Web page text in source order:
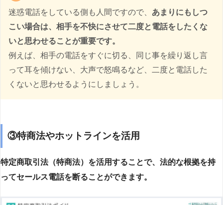
迷惑電話をしている側も人間ですので、 あまりにもしつ
こい場合は、相手を不快にさせて二度と電話をしたくな
いと思わせることが重要です。
例えば、相手の電話をすぐに切る、同じ事を繰り返し言
って耳を傾けない、大声で怒鳴るなど、二度と電話した
くないと思わせるようにしましょう。
③特商法やホットラインを活用
特定商取引法（特商法）を活用することで、法的な根拠を持
ってセールス電話を断ることができます。